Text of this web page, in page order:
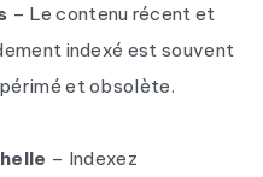
– Le contenu récent et
indexé est souvent
et obsolète.
– Indexez